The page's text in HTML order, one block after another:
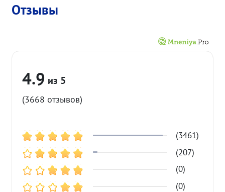
Отзывы
4.9
(3668 отзывов)
(3461)
(207)
(0)
(0)